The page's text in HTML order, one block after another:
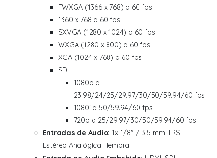
FWXGA (1366 x 768) a 60 fps
1360 x 768 a 60 fps
SXVGA (1280 x 1024) a 60 fps
WXGA (1280 x 800) a 60 fps
XGA (1024 x 768) a 60 fps
SDI
1080p a
23.98/24/25/29.97/30/50/59.94/60 fps
1080i a 50/59.94/60 fps
720p a 25/29.97/30/50/59.94/60 fps
Entradas de Audio: 1x 1/8" / 3.5 mm TRS
Estéreo Analógica Hembra